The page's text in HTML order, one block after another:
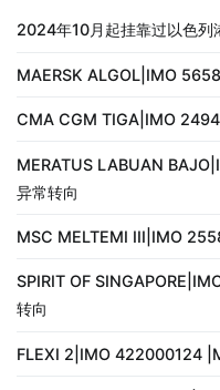
2024年10月起挂靠过以色
MAERSK ALGOL|IMO
CMA CGM TIGA|IMO
MERATUS LABUAN
异常转向
MSC MELTEMI III|IMO
SPIRIT OF
转向
FLEXI 2|IMO 422000124